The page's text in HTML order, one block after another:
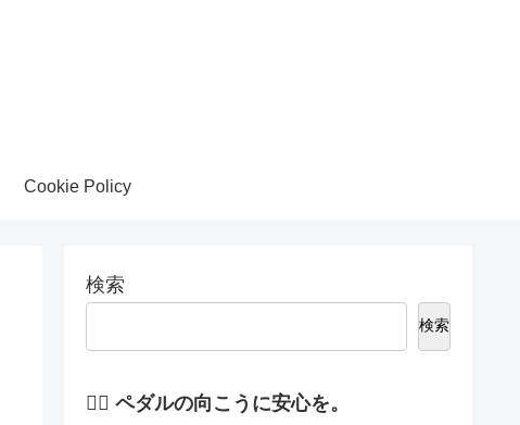
Cookie Policy
検索
検索
🚴‍♀️ ペダルの向こうに安心を。